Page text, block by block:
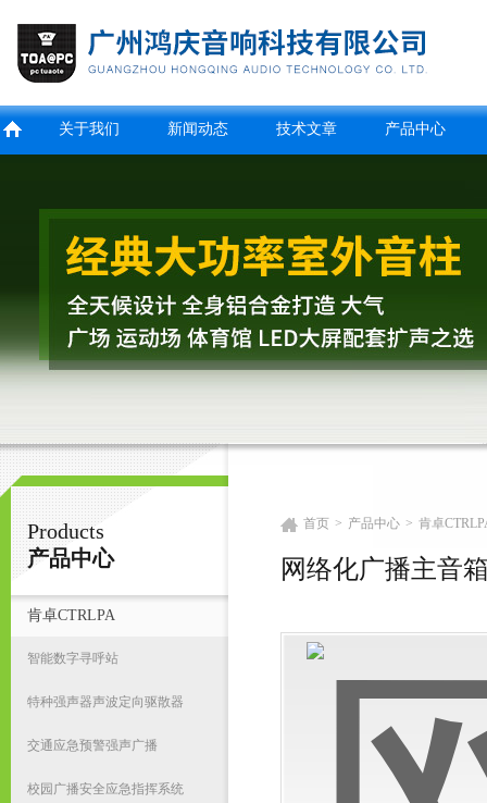
广州鸿庆音响科技有限公司
关于我们 新闻动态 技术文章 产品中心
Products
产品中心
肯卓CTRLPA
智能数字寻呼站
特种强声器声波定向驱散器
交通应急预警强声广播
校园广播安全应急指挥系统
首页 > 产品中心 > 肯卓
网络化广播主音